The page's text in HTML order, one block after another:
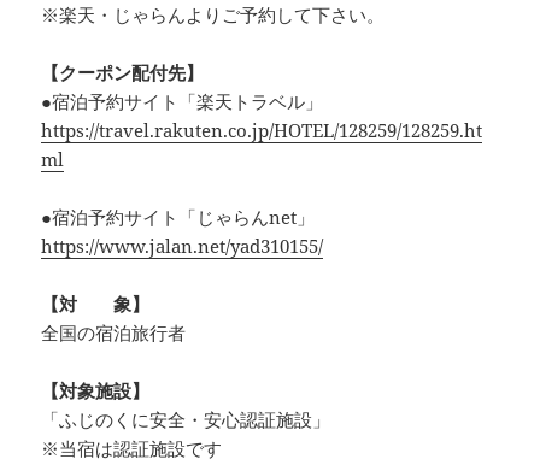
※楽天・じゃらんよりご予約して下さい。
【クーポン配付先】
●宿泊予約サイト「楽天トラベル」
https://travel.rakuten.co.jp/HOTEL/128259/128259.ht
ml
●宿泊予約サイト「じゃらんnet」
https://www.jalan.net/yad310155/
【対 象】
全国の宿泊旅行者
【対象施設】
「ふじのくに安全・安心認証施設」
※当宿は認証施設です